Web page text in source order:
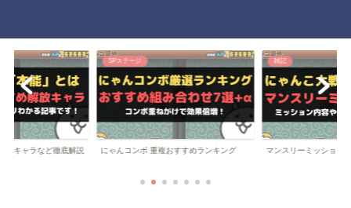
放キャラなど徹底解説
SPステージ
にゃんコンボ 重複おすすめランキング
雑記
マンスリーミッション